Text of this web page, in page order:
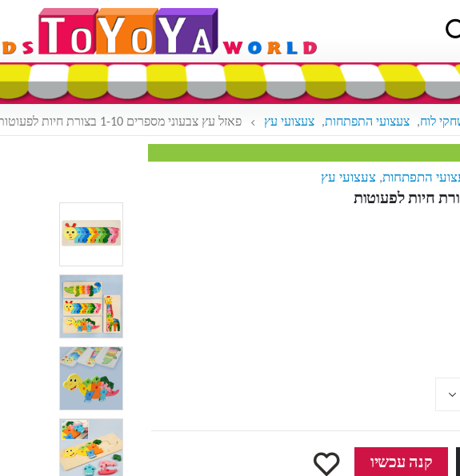
לוח, צעצועי התפתחות, צעצועי עץ פאזל עץ צבעוני מספרים 1-10 בצורת חיות לפעוטות
התפתחות, צעצועי עץ
קנה עכשיו